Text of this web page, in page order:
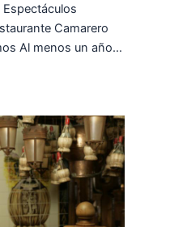
Camarero
Al menos un año…